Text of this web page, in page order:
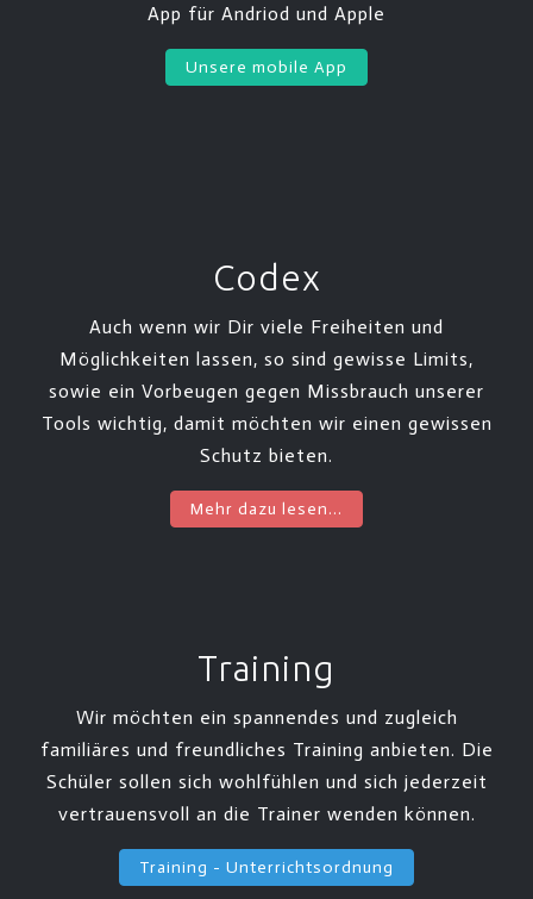
App für Andriod und Apple
Unsere mobile App
Codex
Auch wenn wir Dir viele Freiheiten und
Möglichkeiten lassen, so sind gewisse Limits,
sowie ein Vorbeugen gegen Missbrauch unserer
Tools wichtig, damit möchten wir einen gewissen
Schutz bieten.
Mehr dazu lesen...
Training
Wir möchten ein spannendes und zugleich
familiäres und freundliches Training anbieten. Die
Schüler sollen sich wohlfühlen und sich jederzeit
vertrauensvoll an die Trainer wenden können.
Training - Unterrichtsordnung